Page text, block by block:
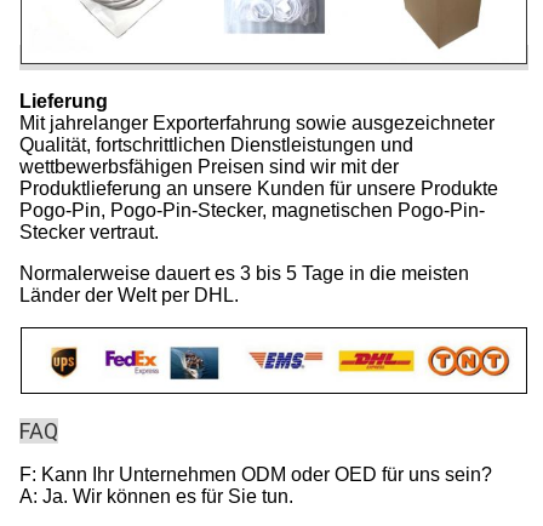
Lieferung
Mit jahrelanger Exporterfahrung sowie ausgezeichneter
Qualität, fortschrittlichen Dienstleistungen und
wettbewerbsfähigen Preisen sind wir mit der
Produktlieferung an unsere Kunden für unsere Produkte
Pogo-Pin, Pogo-Pin-Stecker, magnetischen Pogo-Pin-
Stecker vertraut.
Normalerweise dauert es 3 bis 5 Tage in die meisten
Länder der Welt per DHL.
FAQ
F: Kann Ihr Unternehmen ODM oder OED für uns sein?
A: Ja. Wir können es für Sie tun.